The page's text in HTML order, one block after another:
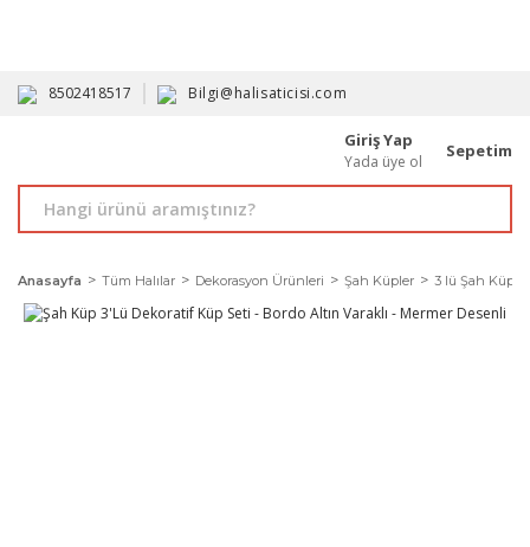
8502418517 Bilgi@halisaticisi.com
Giriş Yap
Yada üye ol
Sepetim
Anasayfa Tüm Halılar Dekorasyon Ürünleri Şah Küpler 3 lü Şah Küpler